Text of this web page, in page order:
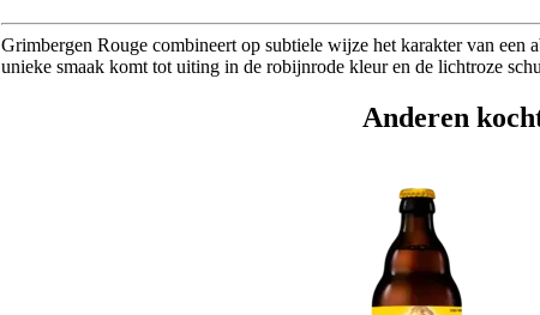
Grimbergen Rouge combineert op subtiele wijze het karakter van een
unieke smaak komt tot uiting in de robijnrode kleur en de lichtroze
Anderen